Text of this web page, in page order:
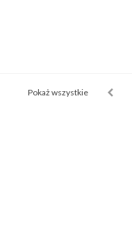
Pokaż wszystkie